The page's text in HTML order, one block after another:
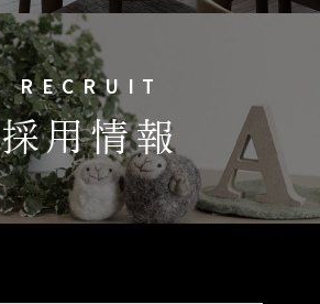
RECRUIT
採用情報